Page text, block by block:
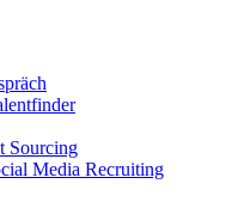
Sourcing
Media Recruiting